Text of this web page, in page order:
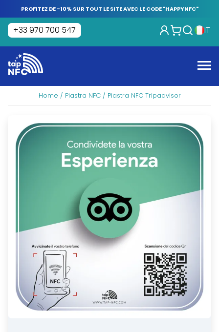
to
content
PROFITEZ DE -10% SUR TOUT LE SITE AVEC LE CODE "HAPPYNFC"
+33 970 700 547 IT
NFC
Home / Piastra NFC/ Piastra NFC Tripadvisor